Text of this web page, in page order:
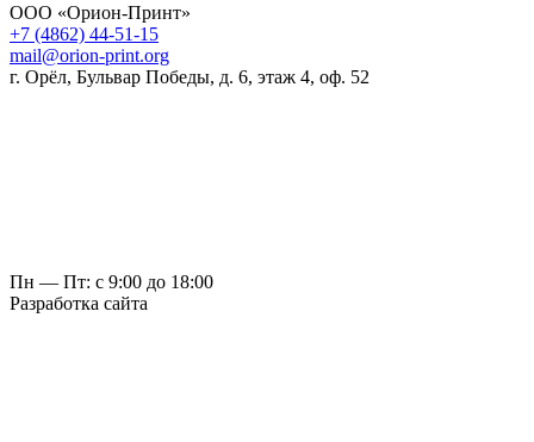
ООО «Орион-Принт»
+7 (4862) 44-51-15
mail@orion-print.org
г. Орёл, Бульвар Победы, д. 6, этаж 4, оф. 52
Пн — Пт: с 9:00 до 18:00
Разработка сайта